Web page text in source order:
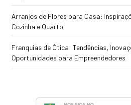
Arranjos de Flores para Casa:
Cozinha e Quarto
Franquias de Ótica: Tendências,
Oportunidades para Empreendedores